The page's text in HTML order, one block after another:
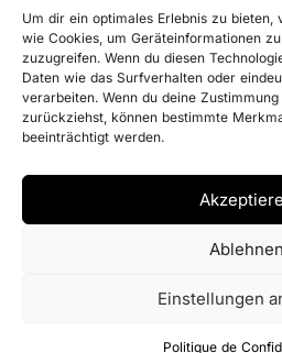
Um dir ein optimales Erlebnis zu bieten,
wie Cookies, um Geräteinformationen
zuzugreifen. Wenn du diesen
Daten wie das Surfverhalten oder
verarbeiten. Wenn du deine
zurückziehst, können bestimmte
beeinträchtigt werden.
Ablehnen
Einstellungen
Politique de
hello@notfaroff.com